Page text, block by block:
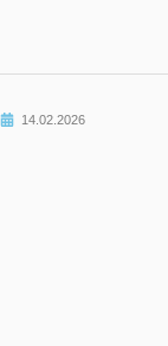
14.02.2026